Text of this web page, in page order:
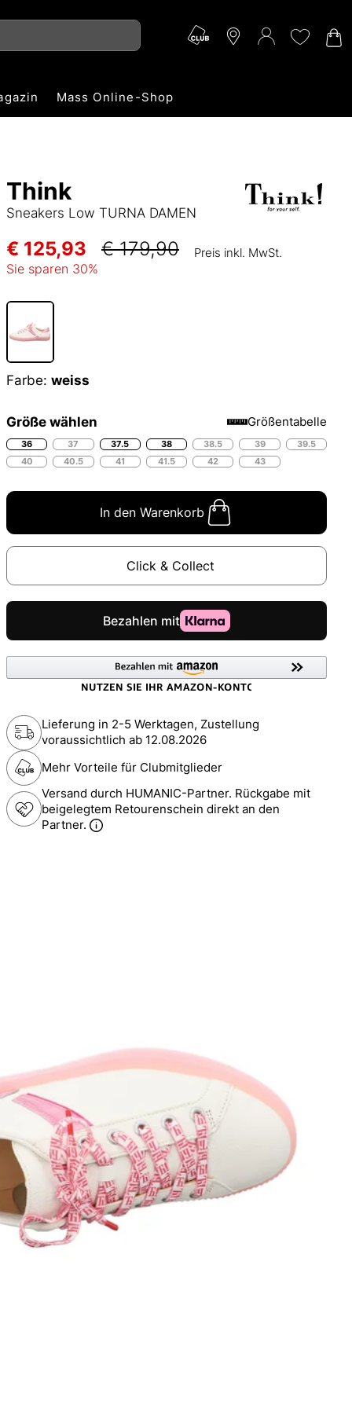
Mass Online-Shop
Think
Sneakers Low TURNA DAMEN
€ 125,93 € 179,90 Preis inkl. MwSt.
Sie sparen 30%
Farbe: weiss
Größe wählen Größentabelle
36 37 37.5 38 38.5 39
39.5
40
40.5 41 41.5 42 43
In den Warenkorb
Click & Collect
Lieferung in 2-5 Werktagen, Zustellung
voraussichtlich ab 12.08.2026
Mehr Vorteile für Clubmitglieder
Versand durch HUMANIC-Partner. Rückgabe mit
beigelegtem Retourenschein direkt an den
Partner.